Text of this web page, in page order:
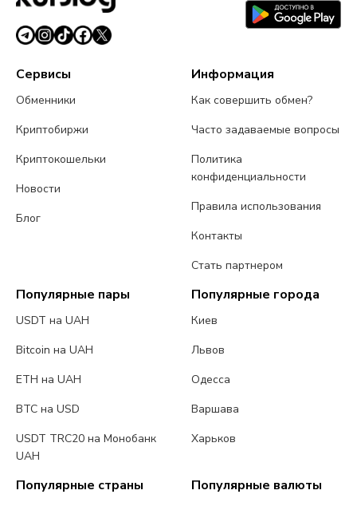
Сервисы
Обменники
Криптобиржи
Криптокошельки
Новости
Блог
Информация
Как совершить обмен?
Часто задаваемые вопросы
Политика
конфиденциальности
Правила использования
Контакты
Стать партнером
Популярные пары
USDT на UAH
Bitcoin на UAH
ETH на UAH
BTC на USD
USDT TRC20 на Монобанк
UAH
Популярные города
Киев
Львов
Одесса
Варшава
Харьков
Популярные страны Популярные валюты